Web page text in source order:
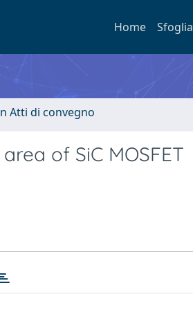
Home Sfoglia
Atti di convegno
of SiC MOSFET